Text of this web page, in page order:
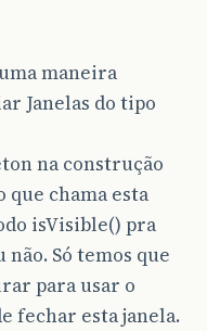
maneira
Janelas do tipo
na construção
que chama esta
isVisible() pra
não. Só temos que
para usar o
fechar esta janela.